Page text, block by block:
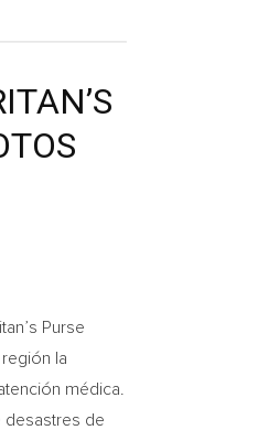
Purse
la
médica.
desastres de